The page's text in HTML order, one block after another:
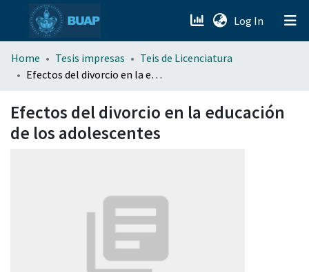
Log In (current)
menu.section.about_menu
Home Tesis impresas
Teis de Licenciatura
Efectos del divorcio en la educación de los adolescentes
Efectos del divorcio en la educación
de los adolescentes